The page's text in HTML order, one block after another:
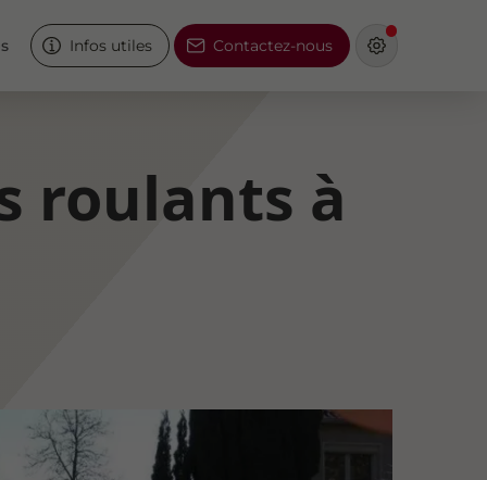
Infos utiles Contactez-nous
roulants à